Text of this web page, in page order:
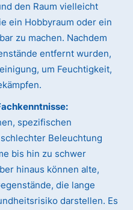
den Raum vielleicht
ein Hobbyraum oder ein
zu machen. Nachdem
entfernt wurden,
um Feuchtigkeit,
spezifischen
Beleuchtung
bis hin zu schwer
hinaus können alte,
die lange
darstellen. Es